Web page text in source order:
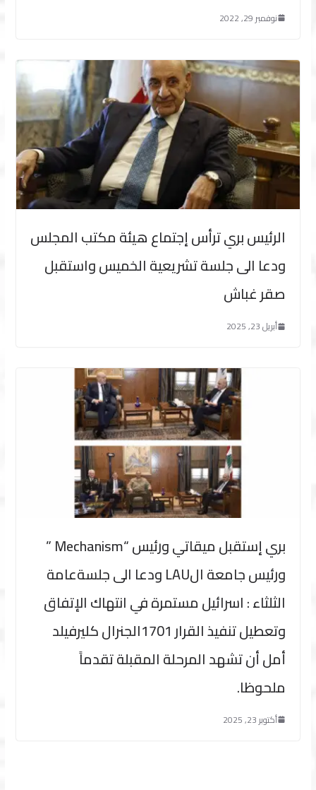
نوفمبر 29, 2022
الرئيس بري ترأس إجتماع هيئة مكتب المجلس
ودعا الى جلسة تشريعية الخميس واستقبل
صقر غباش
أبريل 23, 2025
بري إستقبل ميقاتي ورئيس “Mechanism ”
ورئيس جامعة الLAU ودعا الى جلسةعامة
الثلثاء : اسرائيل مستمرة في انتهاك الإتفاق
وتعطيل تنفيذ القرار 1701الجنرال كليرفيلد
أمل أن تشهد المرحلة المقبلة تقدماً
ملحوظا.
أكتوبر 23, 2025